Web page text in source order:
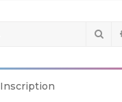
Inscription